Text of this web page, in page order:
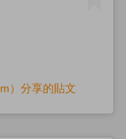
）分享的貼文